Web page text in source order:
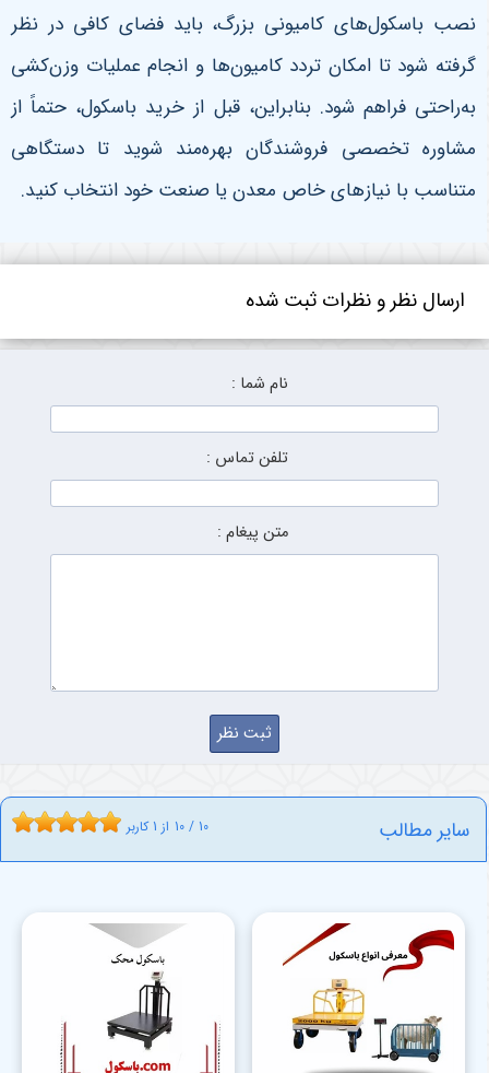
نصب باسکول‌های کامیونی بزرگ، باید فضای کافی در نظر
گرفته شود تا امکان تردد کامیون‌ها و انجام عملیات وزن‌کشی
به‌راحتی فراهم شود. بنابراین، قبل از خرید باسکول، حتماً از
مشاوره تخصصی فروشندگان بهره‌مند شوید تا دستگاهی
متناسب با نیازهای خاص معدن یا صنعت خود انتخاب کنید.
ارسال نظر و نظرات ثبت شده
نام شما :
تلفن تماس :
متن پیغام :
سایر مطالب 10 / 10 از 1 کاربر